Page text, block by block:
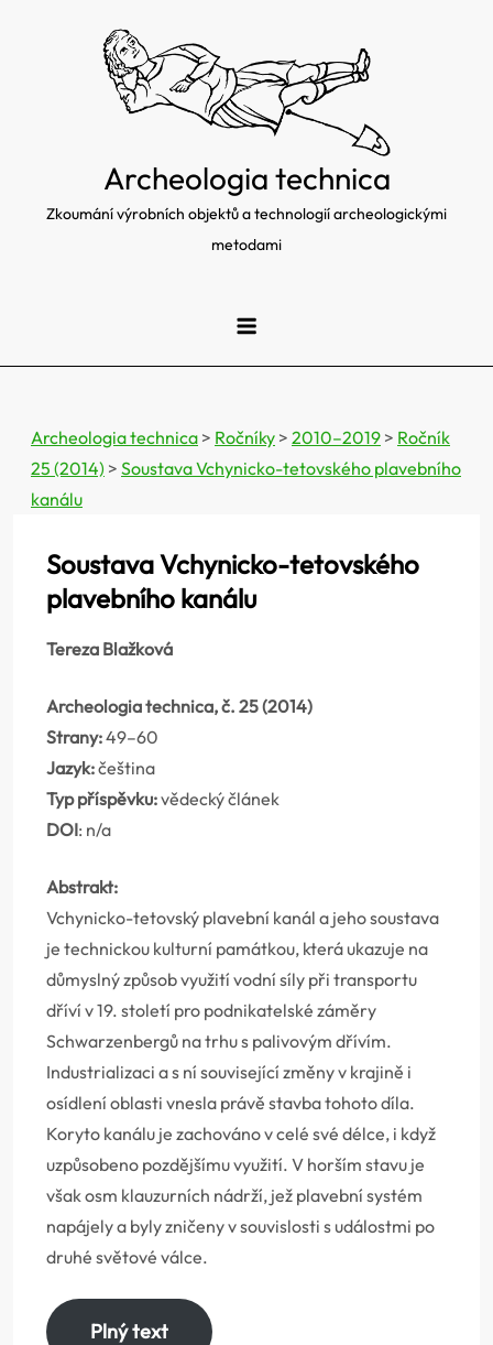
Archeologia technica
Zkoumání výrobních objektů a technologií archeologickými
metodami
Archeologia technica > Ročníky > 2010–2019 > Ročník
25 (2014) > Soustava Vchynicko-tetovského plavebního
kanálu
Soustava Vchynicko-tetovského
plavebního kanálu
Tereza Blažková
Archeologia technica, č. 25 (2014)
Strany:49–60
Jazyk:čeština
Typ příspěvku:vědecký článek
DOI: n/a
Abstrakt:
Vchynicko-tetovský plavební kanál a jeho soustava
je technickou kulturní památkou, která ukazuje na
důmyslný způsob využití vodní síly při transportu
dříví v 19. století pro podnikatelské záměry
Schwarzenbergů na trhu s palivovým dřívím.
Industrializaci a s ní související změny v krajině i
osídlení oblasti vnesla právě stavba tohoto díla.
Koryto kanálu je zachováno v celé své délce, i když
uzpůsobeno pozdějšímu využití. V horším stavu je
však osm klauzurních nádrží, jež plavební systém
napájely a byly zničeny v souvislosti s událostmi po
druhé světové válce.
Plný text